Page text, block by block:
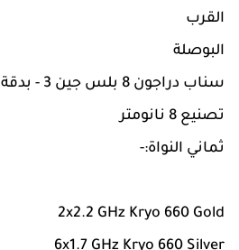
القرب
البوصلة
سناب دراجون 8 بلس جين 3 - بدقة
تصنيع 8 نانومتر
ثماني النواة:-
2x2.2 GHz Kryo 660 Gold
6x1.7 GHz Kryo 660 Silver